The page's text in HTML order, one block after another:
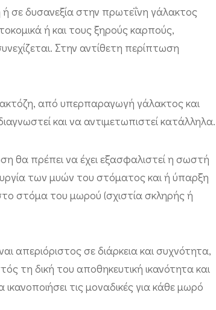
σε δυσανεξία στην πρωτεΐνη γάλακτος
ή και τους ξηρούς καρπούς,
Στην αντίθετη περίπτωση
από υπερπαραγωγή γάλακτος και
και να αντιμετωπιστεί κατάλληλα.
θα πρέπει να έχει εξασφαλιστεί η σωστή
των μυών του στόματος και ή ύπαρξη
στόμα του μωρού (σχιστία σκληρής ή
απεριόριστος σε διάρκεια και συχνότητα,
τη δική του αποθηκευτική ικανότητα και
τις μοναδικές για κάθε μωρό